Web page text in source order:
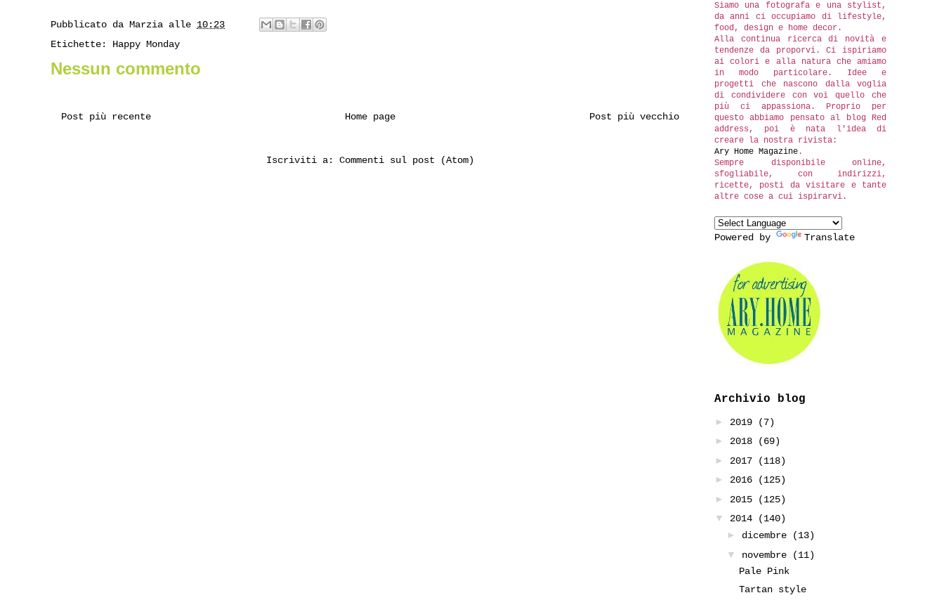
Pubblicato da Marzia alle 10:23
Etichette: Happy Monday
Nessun commento
Post più recente Post più vecchio
Home page
Iscriviti a: Commenti sul post (Atom)
Siamo una fotografa e una stylist,
da anni ci occupiamo di lifestyle,
food, design e home decor.
Alla continua ricerca di novità e
tendenze da proporvi. Ci ispiriamo
ai colori e alla natura che amiamo
in modo particolare. Idee e
progetti che nascono dalla voglia
di condividere con voi quello che
più ci appassiona. Proprio per
questo abbiamo pensato al blog Red
address, poi è nata l'idea di
creare la nostra rivista:
Ary Home Magazine .
Sempre disponibile online,
sfogliabile, con indirizzi,
ricette, posti da visitare e tante
altre cose a cui ispirarvi.
Powered by Translate
Archivio blog
► 2019
(7)
► 2018
(69)
► 2017
(118)
► 2016
(125)
► 2015
(125)
▼ 2014
(140)
► dicembre
(13)
▼ novembre
(11)
Pale Pink
Tartan style